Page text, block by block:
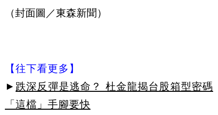
（封面圖／東森新聞）
【往下看更多】
► 跌深反彈是逃命？ 杜金龍揭台股箱型密碼
「這檔」手腳要快